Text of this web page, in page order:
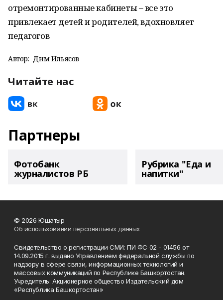
отремонтированные кабинеты – все это
привлекает детей и родителей, вдохновляет
педагогов
Автор: Дим Ильясов
Читайте нас
Партнеры
Фотобанк
журналистов РБ
Рубрика "Еда и
напитки"
© 2026 Юшатыр
Об использовании персональных данных
Свидетельство о регистрации СМИ: ПИ ФС 02 - 01456 от
14.09.2015 г. выдано Управлением федеральной службы по
надзору в сфере связи, информационных технологий и
массовых коммуникаций по Республике Башкортостан.
Учредитель: Акционерное общество Издательский дом
«Республика Башкортостан»